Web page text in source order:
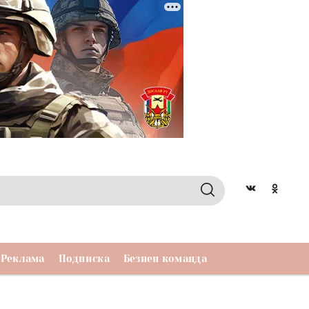
Реклама Подписка Безнен команда